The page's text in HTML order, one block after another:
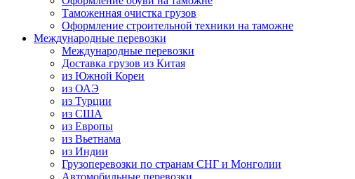
Таможенная очистка грузов
Оформление строительной техники на таможне
Международные перевозки
Международные перевозки
Доставка грузов из Китая
из Южной Кореи
из ОАЭ
из Турции
из США
из Европы
из Вьетнама
из Индии
Грузоперевозки по странам СНГ и Монголии
Автомобильные перевозки